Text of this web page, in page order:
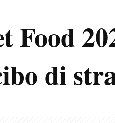
Food
di